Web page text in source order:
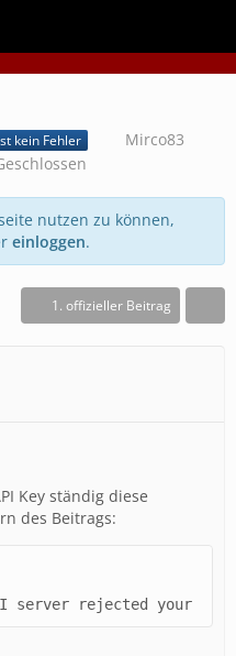
kein Fehler
Mirco83
nutzen zu können,
einloggen.
1. offizieller Beitrag
Key ständig diese
des Beitrags:
server rejected your